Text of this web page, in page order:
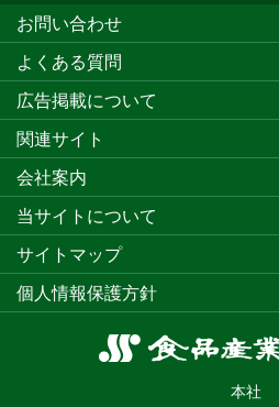
食
産
本社
お問い合わせ
よくある質問
広告掲載について
関連サイト
会社案内
当サイトについて
サイトマップ
個人情報保護方針